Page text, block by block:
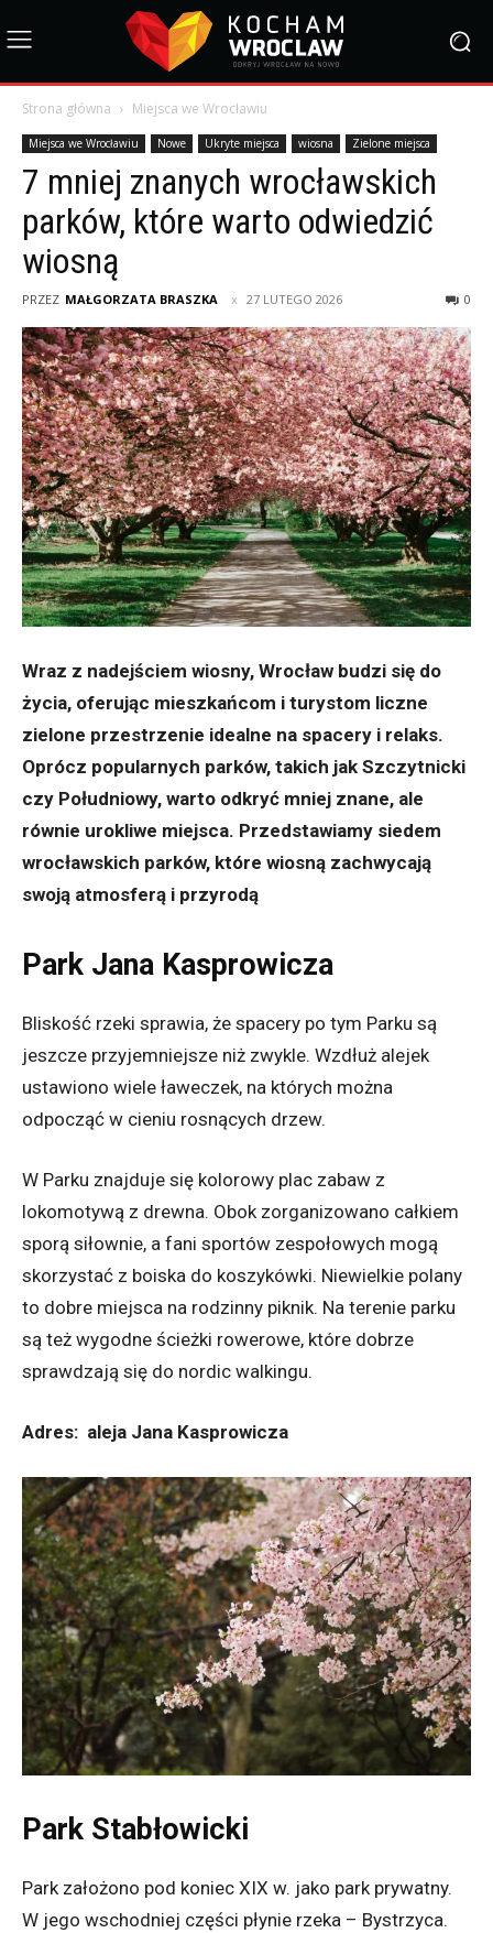
Strona główna Miejsca we Wrocławiu
Miejsca we Wrocławiu Nowe Ukryte miejsca wiosna Zielone miejsca
7 mniej znanych wrocławskich
parków, które warto odwiedzić
wiosną
PRZEZ MAŁGORZATA BRASZKA 27 LUTEGO 2026 0
Wraz z nadejściem wiosny, Wrocław budzi się do
życia, oferując mieszkańcom i turystom liczne
zielone przestrzenie idealne na spacery i relaks.
Oprócz popularnych parków, takich jak Szczytnicki
czy Południowy, warto odkryć mniej znane, ale
równie urokliwe miejsca. Przedstawiamy siedem
wrocławskich parków, które wiosną zachwycają
swoją atmosferą i przyrodą
Park Jana Kasprowicza
Bliskość rzeki sprawia, że spacery po tym Parku są
jeszcze przyjemniejsze niż zwykle. Wzdłuż alejek
ustawiono wiele ławeczek, na których można
odpocząć w cieniu rosnących drzew.
W Parku znajduje się kolorowy plac zabaw z
lokomotywą z drewna. Obok zorganizowano całkiem
sporą siłownie, a fani sportów zespołowych mogą
skorzystać z boiska do koszykówki. Niewielkie polany
to dobre miejsca na rodzinny piknik. Na terenie parku
są też wygodne ścieżki rowerowe, które dobrze
sprawdzają się do nordic walkingu.
Adres: aleja Jana Kasprowicza
Park Stabłowicki
Park założono pod koniec XIX w. jako park prywatny.
W jego wschodniej części płynie rzeka – Bystrzyca.